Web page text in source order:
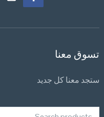
تسوق معنا
ستجد معنا كل جديد